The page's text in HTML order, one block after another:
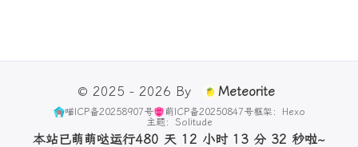
© 2025 - 2026 By Meteorite
喵ICP备20258907号 萌ICP备20250847号框架：Hexo
主题：Solitude
本站已萌萌哒运行480 天 12 小时 13 分 32 秒啦~